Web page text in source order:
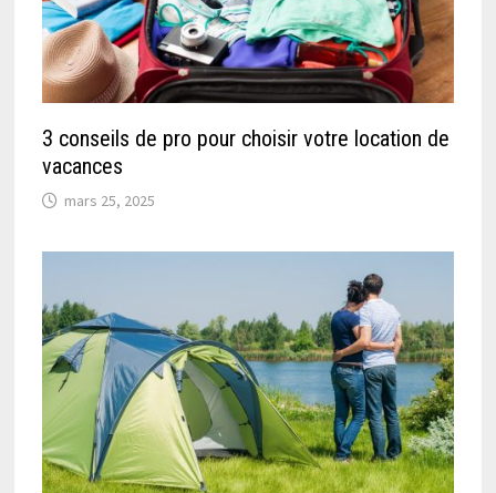
3 conseils de pro pour choisir votre location de
vacances
mars 25, 2025